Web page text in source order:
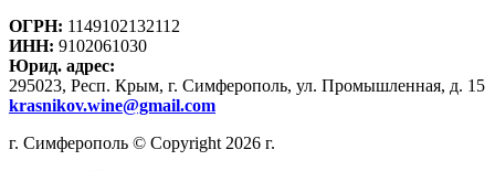
ОГРН: 1149102132112
ИНН: 9102061030
Юрид. адрес:
295023, Респ. Крым, г. Симферополь, ул. Промышленная, д. 15
krasnikov.wine@gmail.com
г. Симферополь © Copyright 2026 г.